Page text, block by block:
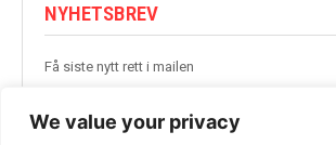
We value your privacy
NYHETSBREV
Få siste nytt rett i mailen